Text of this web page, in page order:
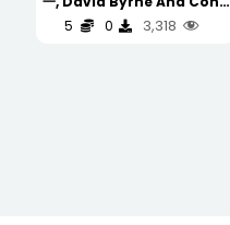
Su – The Last Emperor 末
5 0 3,318